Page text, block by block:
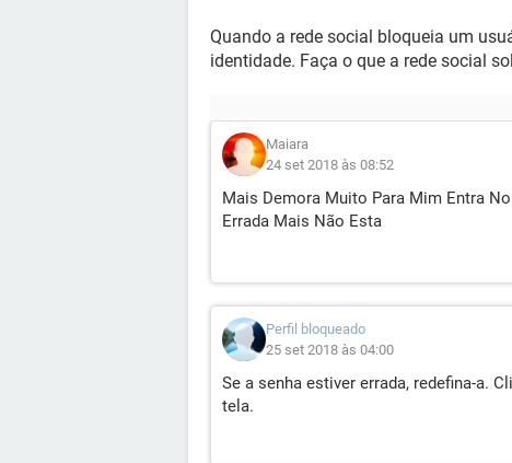
Quando a rede social bloqueia um
identidade. Faça o que a rede social
Maiara
24 set 2018 às 08:52
Mais Demora Muito Para Mim Entra
Errada Mais Não Esta
Perfil bloqueado
25 set 2018 às 04:00
Se a senha estiver errada, redefina-a.
tela.